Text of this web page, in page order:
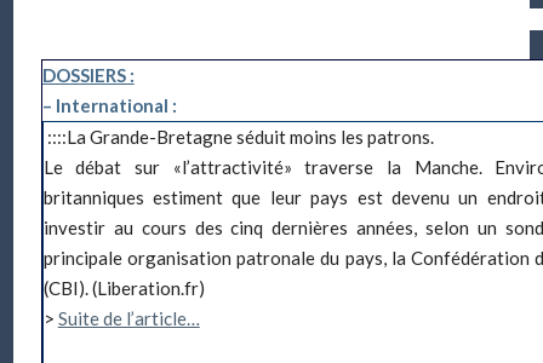
DOSSIERS :
– International :
::::La Grande-Bretagne séduit moins les patrons.
Le débat sur «l’attractivité» traverse la Manche.
britanniques estiment que leur pays est devenu un
investir au cours des cinq dernières années, selon un
principale organisation patronale du pays, la Confédération
(CBI). (Liberation.fr)
> Suite de l’article…